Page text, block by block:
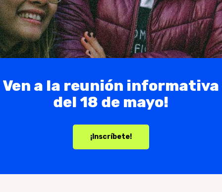
Ven a la reunión informativa
del 18 de mayo!
¡Inscríbete!